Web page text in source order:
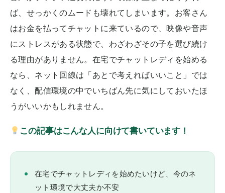
ば、せっかくのムードも壊れてしまいます。お客さん
はお金を払ってチャットに来ているので、映像や音声
にストレスがある状態で、わざわざその子を選び続け
る理由がありません。在宅でチャットレディを始める
なら、ネット回線は「あとで考えればいいこと」では
なく、配信環境の中でいちばん先に気にしておいたほ
うがいいかもしれません。
この記事はこんな人に向けて書いています！
在宅でチャットレディを始めたいけど、今のネ
ット環境で大丈夫か不安